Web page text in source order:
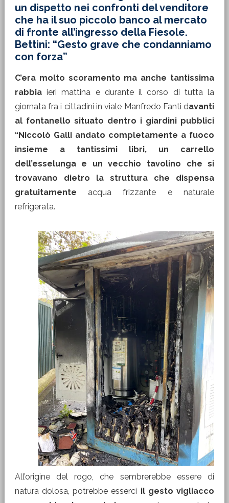
un dispetto nei confronti del venditore
che ha il suo piccolo banco al mercato
di fronte all’ingresso della Fiesole.
Bettini: “Gesto grave che condanniamo
con forza”
C’era molto scoramento ma anche tantissima
rabbiaieri mattina e durante il corso di tutta la
giornata fra i cittadini in viale Manfredo Fanti davanti
al fontanello situato dentro i giardini pubblici
“Niccolò Galli andato completamente a fuoco
insieme a tantissimi libri, un carrello
dell’esselunga e un vecchio tavolino che si
trovavano dietro la struttura che dispensa
gratuitamente acqua frizzante e naturale
refrigerata.
All’origine del rogo, che sembrerebbe essere di
natura dolosa, potrebbe esserci il gesto vigliacco